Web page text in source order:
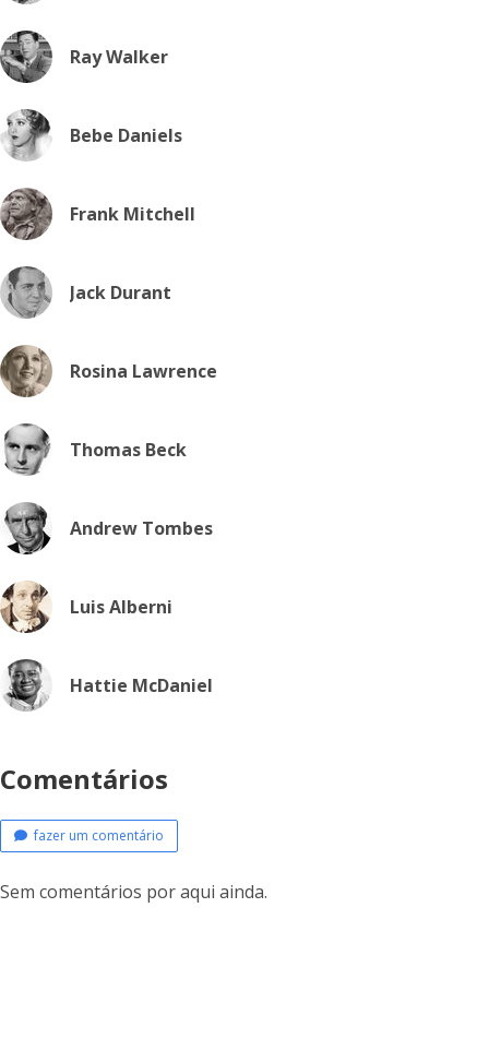
Ray Walker
Bebe Daniels
Frank Mitchell
Jack Durant
Rosina Lawrence
Thomas Beck
Andrew Tombes
Luis Alberni
Hattie McDaniel
Comentários
fazer um comentário
Sem comentários por aqui ainda.